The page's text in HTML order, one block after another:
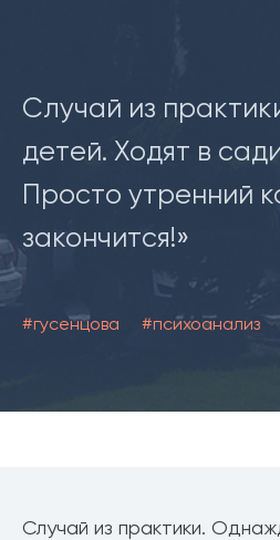
Случай из
детей. Ходят в
Просто утренний
закончится!»
#гусенцова #психоанализ
Случай из практики.